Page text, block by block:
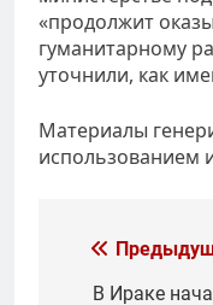
«продолжит
гуманитарному
уточнили, как
Материалы
использованием
В Ираке